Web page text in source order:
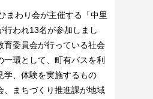
まわり会が主催する「中里
行われ13名が参加しまし
育委員会が行っている社会
環として、町有バスを利
学、体験を実施するもの
、まちづくり推進課が地域